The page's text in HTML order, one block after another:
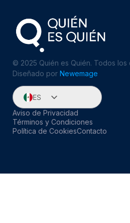
© 2025 Quién es Quién. Todos
Diseñado por Newemage
ES
Aviso de Privacidad
Términos y Condiciones
Política de CookiesContacto